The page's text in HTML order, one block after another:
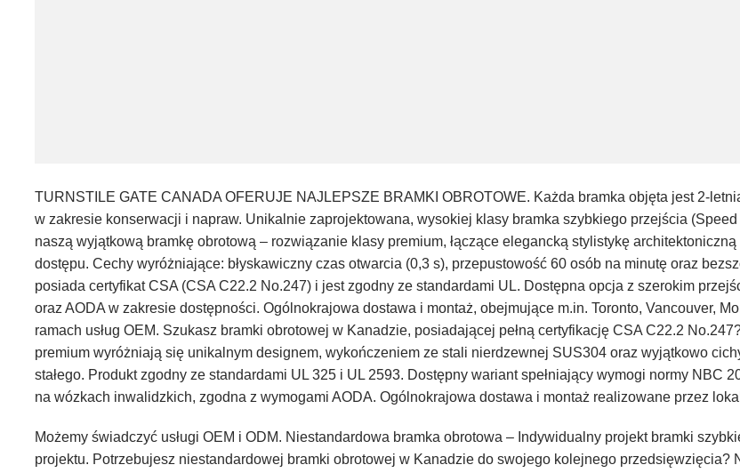
TURNSTILE GATE CANADA OFERUJE NAJLEPSZE BRAMKI OBROTOWE. Każda bramka objęta jest 2-
w zakresie konserwacji i napraw. Unikalnie zaprojektowana, wysokiej klasy bramka szybkiego przejścia
naszą wyjątkową bramkę obrotową – rozwiązanie klasy premium, łączące elegancką stylistykę
dostępu. Cechy wyróżniające: błyskawiczny czas otwarcia (0,3 s), przepustowość 60 osób na minutę oraz
posiada certyfikat CSA (CSA C22.2 No.247) i jest zgodny ze standardami UL. Dostępna opcja z szerokim
oraz AODA w zakresie dostępności. Ogólnokrajowa dostawa i montaż, obejmujące m.in. Toronto, Vancouver,
ramach usług OEM. Szukasz bramki obrotowej w Kanadzie, posiadającej pełną certyfikację CSA C22.2
premium wyróżniają się unikalnym designem, wykończeniem ze stali nierdzewnej SUS304 oraz wyjątkowo
stałego. Produkt zgodny ze standardami UL 325 i UL 2593. Dostępny wariant spełniający wymogi normy NBC
na wózkach inwalidzkich, zgodna z wymogami AODA. Ogólnokrajowa dostawa i montaż realizowane przez
Możemy świadczyć usługi OEM i ODM. Niestandardowa bramka obrotowa – Indywidualny projekt bramki
projektu. Potrzebujesz niestandardowej bramki obrotowej w Kanadzie do swojego kolejnego przedsięwzięcia?